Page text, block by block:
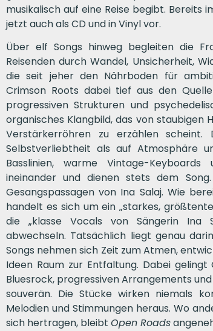
musikalisch auf eine Reise begibt. Bereits
jetzt auch als CD und in Vinyl vor.
Über elf Songs hinweg begleiten die
Reisenden durch Wandel, Unsicherheit,
die seit jeher den Nährboden für
Crimson Roots dabei tief aus den
progressiven Strukturen und
organisches Klangbild, das von staubigen
Verstärkerröhren zu erzählen
Selbstverliebtheit als auf Atmosphäre
Basslinien, warme Vintage-
ineinander und dienen stets dem
Gesangspassagen von Ina Salaj. Wie
handelt es sich um ein „starkes,
die „klasse Vocals von Sängerin Ina
abwechseln. Tatsächlich liegt genau
Songs nehmen sich Zeit zum Atmen,
Ideen Raum zur Entfaltung. Dabei
Bluesrock, progressiven Arrangements
souverän. Die Stücke wirken niemals
Melodien und Stimmungen heraus. Wo
sich hertragen, bleibt Open Roads